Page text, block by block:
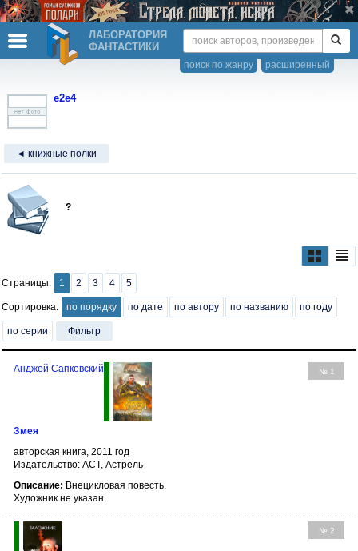
ЛАБОРАТОРИЯ
ФАНТАСТИКИ
расширенный
поиск по жанру
e2e4
◄ книжные полки
?
Страницы: 1 2 3 4 5
Сортировка: по порядку по дате по автору по названию по году
по серии Фильтр
№ 1
Анджей Сапковский
Змея
авторская книга, 2011 год
Издательство: АСТ, Астрель
Описание: Внецикловая повесть.
Художник не указан.
№ 2